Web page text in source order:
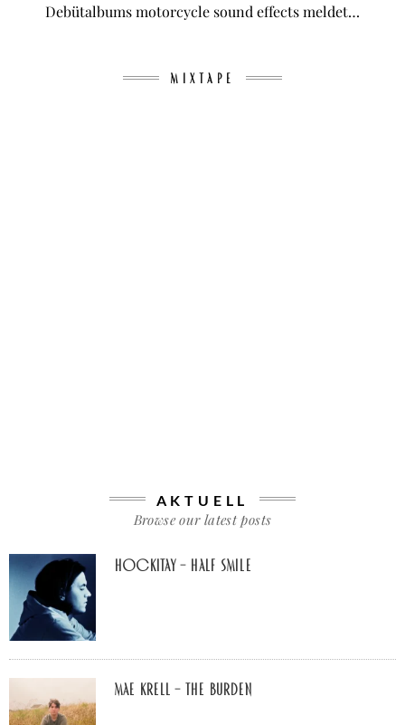
Debütalbums motorcycle sound effects meldet…
MIXTAPE
AKTUELL
Browse our latest posts
Hockitay – half smile
Mae Krell – the burden